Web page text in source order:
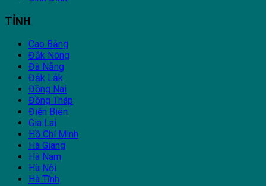
TỈNH
Cao Bằng
Đắk Nông
Đà Nẵng
Đắk Lắk
Đồng Nai
Đồng Tháp
Điện Biên
Gia Lai
Hồ Chí Minh
Hà Giang
Hà Nam
Hà Nội
Hà Tĩnh